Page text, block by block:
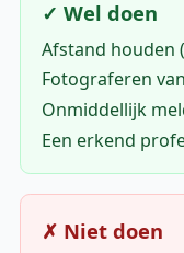
✓ Wel doen
Afstand houden
Fotograferen
Onmiddellijk
Een erkend
✗ Niet doen